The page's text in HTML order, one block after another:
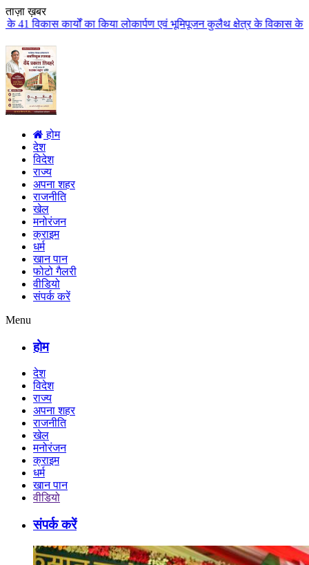
ताज़ा ख़बर
लोकार्पण एवं भूमिपूजन कुलैथ क्षेत्र के विकास के लिये की बड़ी-बड़ी
होम
देश
विदेश
राज्य
अपना शहर
राजनीति
खेल
मनोरंजन
क्राइम
धर्म
खान पान
फोटो गैलरी
वीडियो
संपर्क करें
Menu
होम
देश
विदेश
राज्य
अपना शहर
राजनीति
खेल
मनोरंजन
क्राइम
धर्म
खान पान
वीडियो
संपर्क करें